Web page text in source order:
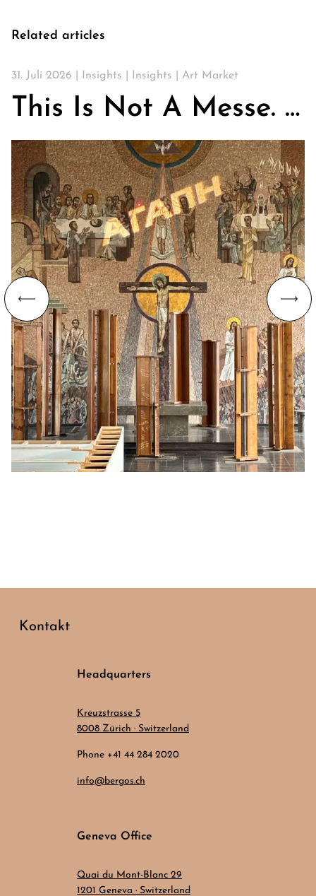
Related articles
31. Juli 2026 | Insights Insights Art Market
This Is Not A Messe. Über Kirchen, Kunst & die Suche nach Gemeinschaft
Kontakt
Headquarters
Kreuzstrasse 5
8008 Zürich · Switzerland
Phone +41 44 284 2020
info@bergos.ch
Geneva Office
Quai du Mont-Blanc 29
1201 Geneva · Switzerland